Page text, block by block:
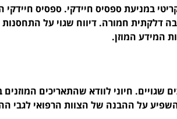
במניעת ספסיס חיידקי. ספסיס חיידקי
דלקתית חמורה. דיווח שגוי על
המידע המוזן.
שגויים. חיוני לוודא שהתאריכים
על ההבנה של הצוות הרפואי לגבי